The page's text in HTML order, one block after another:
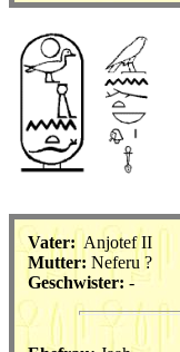
Vater: Anjotef II
Mutter: Neferu ?
Geschwister: -